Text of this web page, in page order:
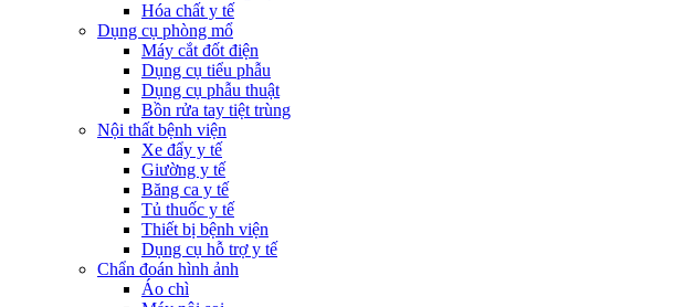
Hóa chất y tế
Dụng cụ phòng mổ
Máy cắt đốt điện
Dụng cụ tiểu phẫu
Dụng cụ phẫu thuật
Bồn rửa tay tiệt trùng
Nội thất bệnh viện
Xe đẩy y tế
Giường y tế
Băng ca y tế
Tủ thuốc y tế
Thiết bị bệnh viện
Dụng cụ hỗ trợ y tế
Chẩn đoán hình ảnh
Áo chì